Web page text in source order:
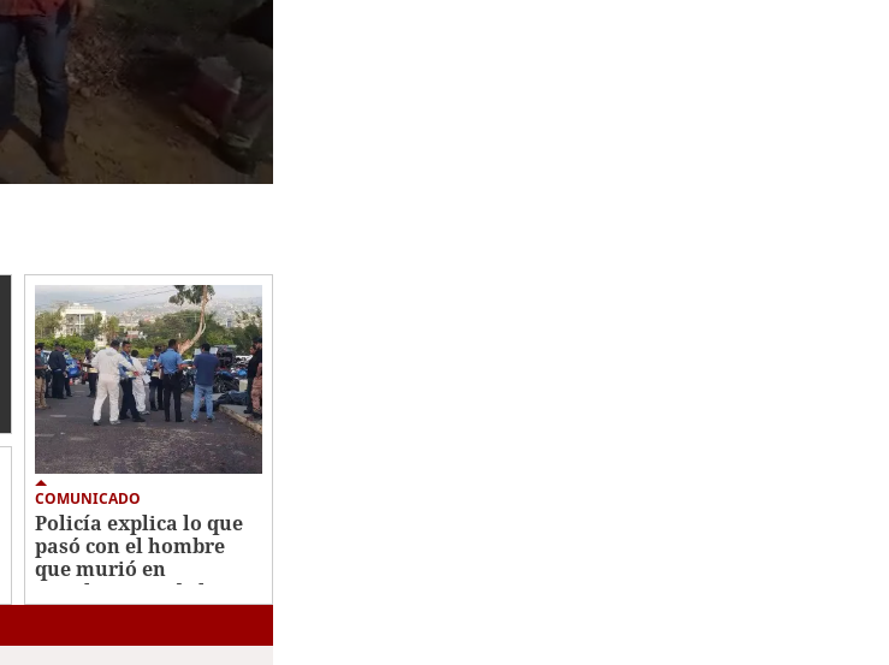
COMUNICADO
Policía explica lo que
pasó con el hombre
que murió en
instalaciones de la